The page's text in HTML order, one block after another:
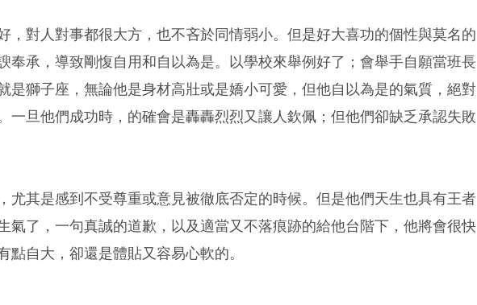
，對人對事都很大方，也不吝於同情弱小。但是好大喜功的個性與莫名的
奉承，導致剛愎自用和自以為是。以學校來舉例好了；會舉手自願當班長
是獅子座，無論他是身材高壯或是嬌小可愛，但他自以為是的氣質，絕對
一旦他們成功時，的確會是轟轟烈烈又讓人欽佩；但他們卻缺乏承認失敗
尤其是感到不受尊重或意見被徹底否定的時候。但是他們天生也具有王者
氣了，一句真誠的道歉，以及適當又不落痕跡的給他台階下，他將會很快
點自大，卻還是體貼又容易心軟的。